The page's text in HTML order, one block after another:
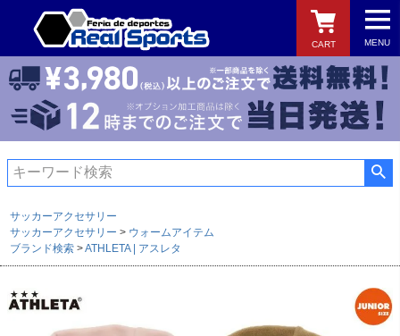
MENU
CART
検索
サッカーアクセサリー
サッカーアクセサリー
ウォームアイテム
ブランド検索
ATHLETA | アスレタ